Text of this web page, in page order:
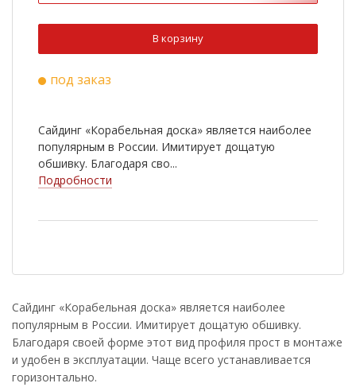
В корзину
под заказ
Сайдинг «Корабельная доска» является наиболее
популярным в России. Имитирует дощатую
обшивку. Благодаря сво...
Подробности
Сайдинг «Корабельная доска» является наиболее
популярным в России. Имитирует дощатую обшивку.
Благодаря своей форме этот вид профиля прост в монтаже
и удобен в эксплуатации. Чаще всего устанавливается
горизонтально.